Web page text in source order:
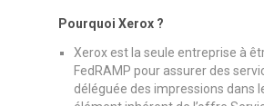
Pourquoi Xerox ?
Xerox est la seule entreprise à
FedRAMP pour assurer des
déléguée des impressions dans